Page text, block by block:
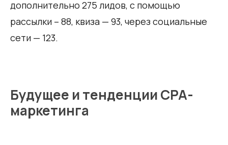
дополнительно 275 лидов, с помощью
рассылки – 88, квиза — 93, через социальные
сети — 123.
Будущее и тенденции СРА-
маркетинга